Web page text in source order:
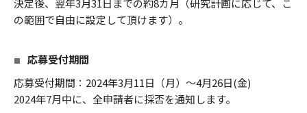
決定後、翌年3月31日までの約8カ月（研究計画に応じて、こ
の範囲で自由に設定して頂けます）。
応募受付期間
応募受付期間：2024年3月11日（月）～4月26日(金)
2024年7月中に、全申請者に採否を通知します。